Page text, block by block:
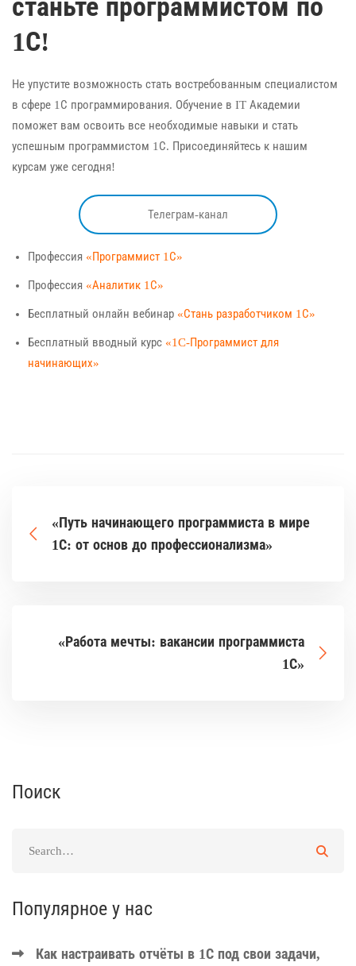
станьте программистом по
1С!
Не упустите возможность стать востребованным специалистом
в сфере 1С программирования. Обучение в IT Академии
поможет вам освоить все необходимые навыки и стать
успешным программистом 1С. Присоединяйтесь к нашим
курсам уже сегодня!
Телеграм-канал
Профессия «Программист 1С»
Профессия «Аналитик 1С»
Бесплатный онлайн вебинар «Стань разработчиком 1С»
Бесплатный вводный курс «1C-Программист для
начинающих»
«Путь начинающего программиста в мире
1С: от основ до профессионализма»
«Работа мечты: вакансии программиста
1С»
Поиск
Популярное у нас
Как настраивать отчёты в 1С под свои задачи,